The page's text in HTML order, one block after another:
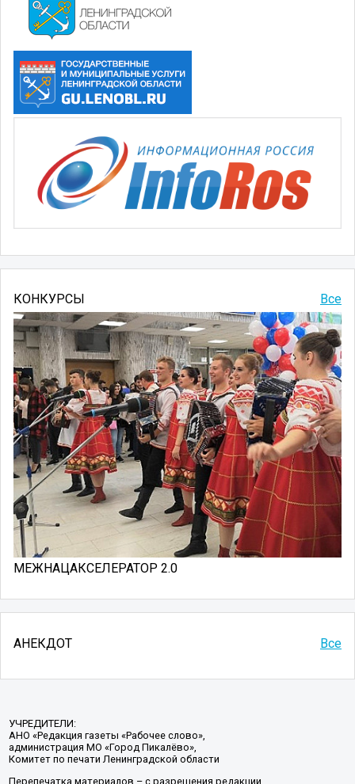
Все
КОНКУРСЫ
МЕЖНАЦАКСЕЛЕРАТОР 2.0
АНЕКДОТ Все
УЧРЕДИТЕЛИ:
АНО «Редакция газеты «Рабочее слово»,
администрация МО «Город Пикалёво»,
Комитет по печати Ленинградской области
Перепечатка материалов – с разрешения редакции.